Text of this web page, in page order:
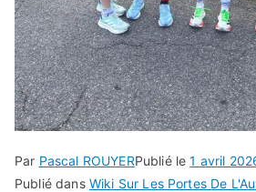
Par Pascal ROUYERPublié le1 avril
Publié dans Wiki Sur Les Portes De